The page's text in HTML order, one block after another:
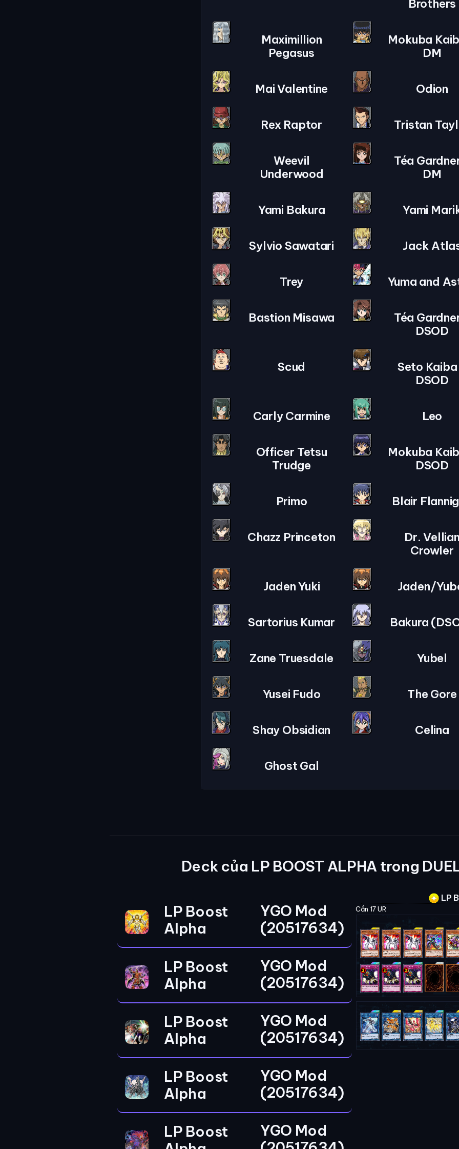
Brothers
Maximillion
Pegasus
Mokuba
DM
Mai Valentine Odion
Rex Raptor Tristan
Weevil
Underwood
Téa
DM
Yami Bakura Yami
Sylvio Sawatari Jack
Trey Yuma and
Bastion Misawa
Téa
DSOD
Scud
Seto
DSOD
Carly Carmine Leo
Officer Tetsu
Trudge
Mokuba
DSOD
Primo Blair
Chazz Princeton
Dr. Vellian
Crowler
Jaden Yuki Jaden/
Sartorius Kumar Bakura
Zane Truesdale Yubel
Yusei Fudo The Gore
Shay Obsidian Celina
Ghost Gal
Deck của LP BOOST ALPHA trong
LP Boost
Alpha
YGO Mod
(20517634)
LP
Cần 17 UR
LP Boost
Alpha
YGO Mod
(20517634)
LP Boost
Alpha
YGO Mod
(20517634)
LP Boost
Alpha
YGO Mod
(20517634)
LP Boost
YGO Mod